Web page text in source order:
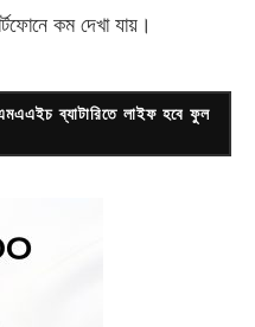
কম দেখা যায়।
ব্যাটারিতে লাইফ হবে ফুল